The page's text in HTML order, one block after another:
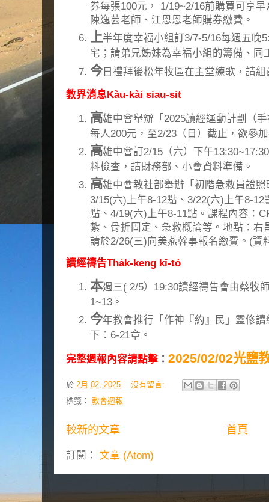
券每張100元， 1/19~2/16前購買可享
陳逸芸老師、江恩恩老師購券繳費。
上半年度幸福小組訂3/7-5/16每週五晚
宅；請弟兄姊妹為幸福小組的籌備、同
今日禮拜後松年牧區在主堂練歌，請
教界消息Kàu-kài siau-sit
高雄中會舉辦「2025讀經運動計劃（
每人200元，至2/23（日）截止，欲參
高雄中會訂2/15（六）下午
料檢查，請財務部、小會資料準備。
高雄中會教社部舉辦「初階急救員證
3/15(六)上午8-12點、3/22(六)上午8-
點、4/19(六)上午8-11點。課程內容：
紮、骨折固定、急救概論等。地點：右
請於2/26(三)向美燕幹事報名繳費。(資
讀經禱告Tha̍k-keng kî-tó
本週三( 2/5）19:30讀經禱告會由蔡牧
1~13。
今年教會推行「作神『約』民」靈修
下：6-21章。
完整週報內容請點擊 ： 2025/02/02光鹽
於 2月 02, 2025
沒有留言:
標籤： 教會週報
較新的文章 首頁
訂閱： 文章 (Atom)